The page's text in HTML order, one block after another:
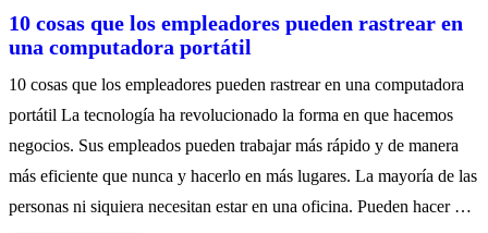
10 cosas que los empleadores pueden rastrear en
una computadora portátil
10 cosas que los empleadores pueden rastrear en una computadora
portátil La tecnología ha revolucionado la forma en que hacemos
negocios. Sus empleados pueden trabajar más rápido y de manera
más eficiente que nunca y hacerlo en más lugares. La mayoría de las
personas ni siquiera necesitan estar en una oficina. Pueden hacer …